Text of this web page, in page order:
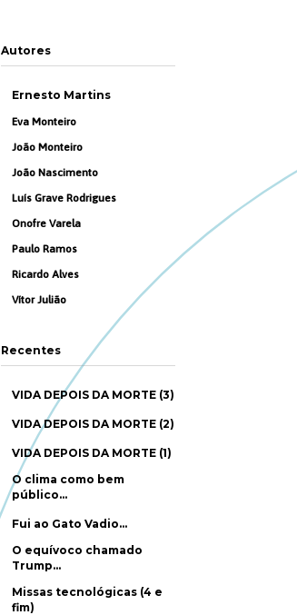
Autores
Ernesto Martins
Eva Monteiro
João Monteiro
João Nascimento
Luís Grave Rodrigues
Onofre Varela
Paulo Ramos
Ricardo Alves
Vítor Julião
Recentes
VIDA DEPOIS DA MORTE (3)
VIDA DEPOIS DA MORTE (2)
VIDA DEPOIS DA MORTE (1)
O clima como bem
público…
Fui ao Gato Vadio…
O equívoco chamado
Trump…
Missas tecnológicas (4 e
fim)